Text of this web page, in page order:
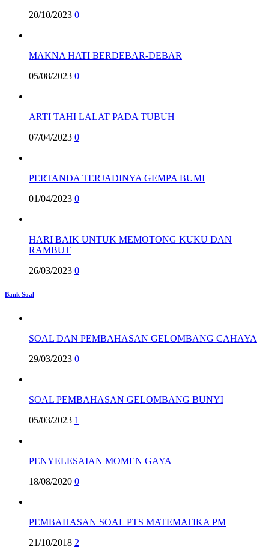
20/10/2023 0
MAKNA HATI BERDEBAR-DEBAR
05/08/2023 0
ARTI TAHI LALAT PADA TUBUH
07/04/2023 0
PERTANDA TERJADINYA GEMPA BUMI
01/04/2023 0
HARI BAIK UNTUK MEMOTONG KUKU DAN
RAMBUT
26/03/2023 0
Bank Soal
SOAL DAN PEMBAHASAN GELOMBANG CAHAYA
29/03/2023 0
SOAL PEMBAHASAN GELOMBANG BUNYI
05/03/2023 1
PENYELESAIAN MOMEN GAYA
18/08/2020 0
PEMBAHASAN SOAL PTS MATEMATIKA PM
21/10/2018 2